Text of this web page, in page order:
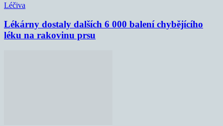
Léčiva
Lékárny dostaly dalších 6 000 balení chybějícího
léku na rakovinu prsu